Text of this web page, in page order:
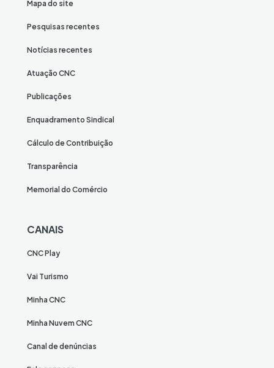
Mapa do site
Pesquisas recentes
Notícias recentes
Atuação CNC
Publicações
Enquadramento Sindical
Cálculo de Contribuição
Transparência
Memorial do Comércio
CANAIS
CNC Play
Vai Turismo
Minha CNC
Minha Nuvem CNC
Canal de denúncias